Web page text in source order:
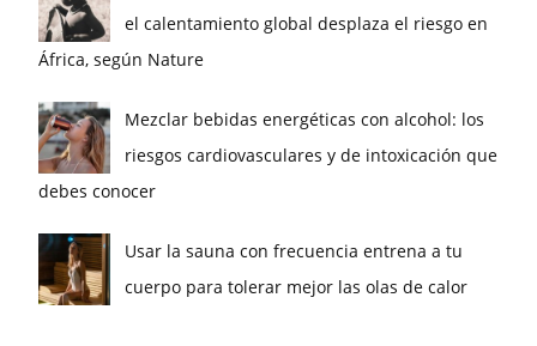
el calentamiento global desplaza el riesgo en
África, según Nature
Mezclar bebidas energéticas con alcohol: los
riesgos cardiovasculares y de intoxicación que
debes conocer
Usar la sauna con frecuencia entrena a tu
cuerpo para tolerar mejor las olas de calor